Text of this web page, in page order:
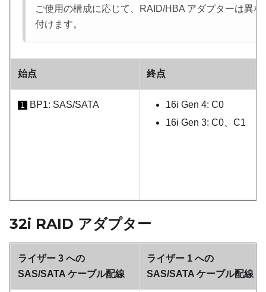
ご使用の構成に応じて、RAID/HBA アダプターは異
付けます。
始点 終点
1 BP1: SAS/SATA
16i Gen 4: C0
16i Gen 3: C0、C1
32i RAID アダプター
ライザー 3 への
SAS/SATA ケーブル配線
ライザー 1 への
SAS/SATA ケーブル配線